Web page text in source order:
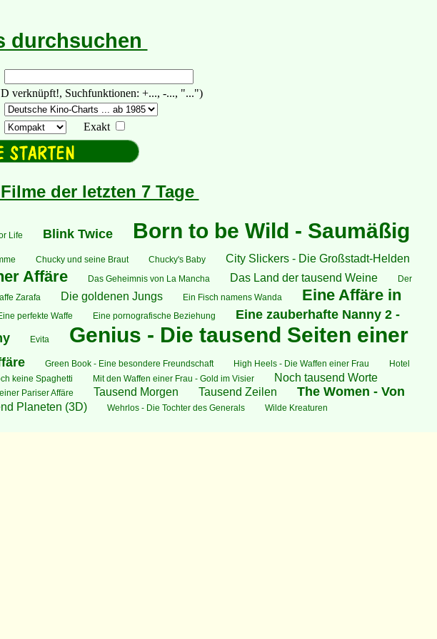
durchsuchen
verknüpft!, Suchfunktionen: +..., -..., "...")
Exakt
der letzten 7 Tage
Life Blink Twice
Born to be Wild - Saumäßig
Chucky und seine Braut Chucky's Baby City Slickers - Die Großstadt-Helden
Affäre Das Geheimnis von La Mancha Das Land der tausend Weine
Der
Zarafa Die goldenen Jungs Ein Fisch namens Wanda
Eine Affäre in
perfekte Waffe Eine pornografische Beziehung
Eine zauberhafte Nanny 2 -
Evita
Genius - Die tausend Seiten einer
Green Book - Eine besondere Freundschaft High Heels - Die Waffen einer Frau
Hotel
keine Spaghetti Mit den Waffen einer Frau - Gold im Visier Noch tausend Worte
Pariser Affäre Tausend Morgen Tausend Zeilen
The Women - Von
Planeten (3D) Wehrlos - Die Tochter des Generals Wilde Kreaturen